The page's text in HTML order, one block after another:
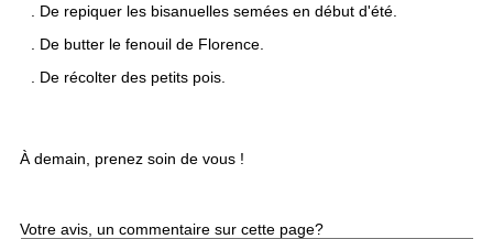
. De repiquer les bisanuelles semées en début d'été.
. De butter le fenouil de Florence.
. De récolter des petits pois.
À demain, prenez soin de vous !
Votre avis, un commentaire sur cette page?